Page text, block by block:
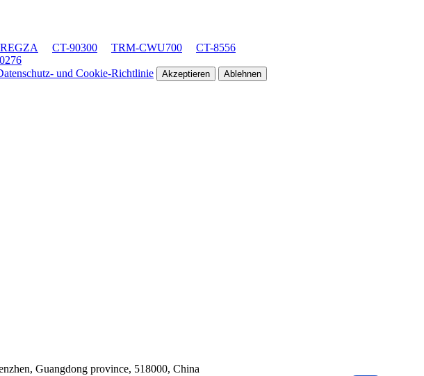
REGZA CT-90300 TRM-CWU700
CT-8556
und Cookie-Richtlinie Akzeptieren Ablehnen
Guangdong province, 518000, China